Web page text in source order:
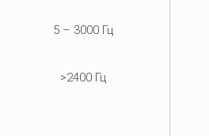
5 – 3000 Гц
>2400 Гц